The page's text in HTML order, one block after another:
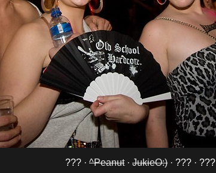
??? · ^Peanut· JukieO:) · ??? · ???